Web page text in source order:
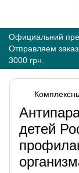
Официальний
Отправляем
3000 грн.
детей